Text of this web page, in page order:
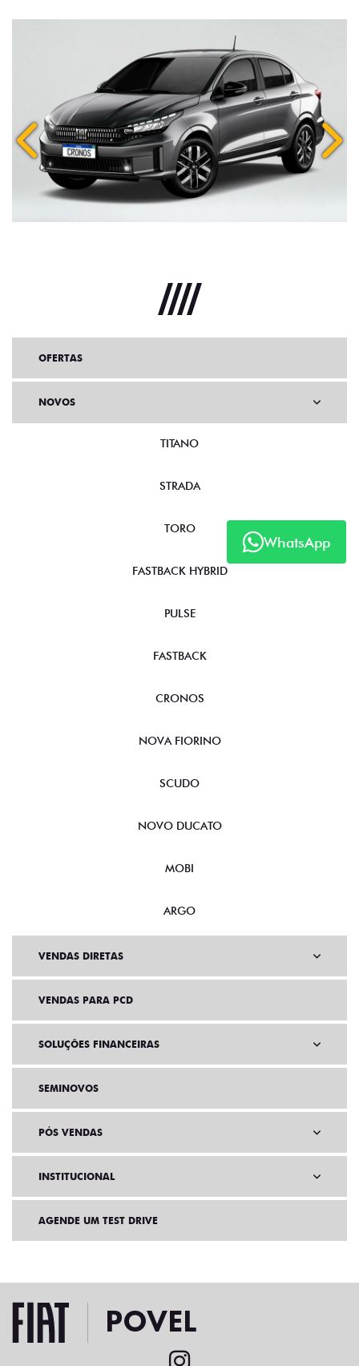
Anterior
WhatsApp
OFERTAS
NOVOS
TITANO
STRADA
TORO
FASTBACK HYBRID
PULSE
FASTBACK
CRONOS
NOVA FIORINO
SCUDO
NOVO DUCATO
MOBI
ARGO
VENDAS DIRETAS
VENDAS PARA PCD
SOLUÇÕES FINANCEIRAS
SEMINOVOS
PÓS VENDAS
INSTITUCIONAL
AGENDE UM TEST DRIVE